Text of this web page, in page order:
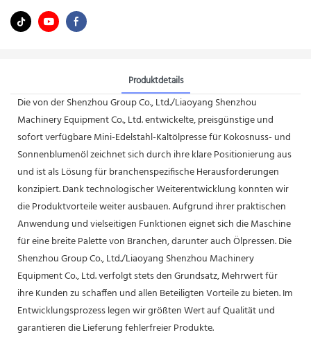
Produktdetails
Die von der Shenzhou Group Co., Ltd./Liaoyang Shenzhou
Machinery Equipment Co., Ltd. entwickelte, preisgünstige und
sofort verfügbare Mini-Edelstahl-Kaltölpresse für Kokosnuss- und
Sonnenblumenöl zeichnet sich durch ihre klare Positionierung aus
und ist als Lösung für branchenspezifische Herausforderungen
konzipiert. Dank technologischer Weiterentwicklung konnten wir
die Produktvorteile weiter ausbauen. Aufgrund ihrer praktischen
Anwendung und vielseitigen Funktionen eignet sich die Maschine
für eine breite Palette von Branchen, darunter auch Ölpressen. Die
Shenzhou Group Co., Ltd./Liaoyang Shenzhou Machinery
Equipment Co., Ltd. verfolgt stets den Grundsatz, Mehrwert für
ihre Kunden zu schaffen und allen Beteiligten Vorteile zu bieten. Im
Entwicklungsprozess legen wir größten Wert auf Qualität und
garantieren die Lieferung fehlerfreier Produkte.